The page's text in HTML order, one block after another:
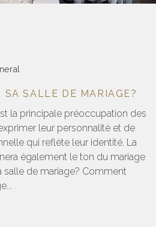
SA SALLE DE MARIAGE?
la principale préoccupation des
leur personnalité et de
qui reflète leur identité. La
également le ton du mariage
de mariage? Comment